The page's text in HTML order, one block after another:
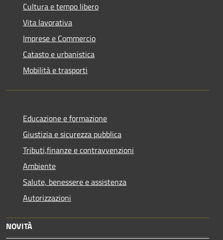
Cultura e tempo libero
Vita lavorativa
Imprese e Commercio
Catasto e urbanistica
Mobilità e trasporti
Educazione e formazione
Giustizia e sicurezza pubblica
Tributi,finanze e contravvenzioni
Ambiente
Salute, benessere e assistenza
Autorizzazioni
NOVITÀ